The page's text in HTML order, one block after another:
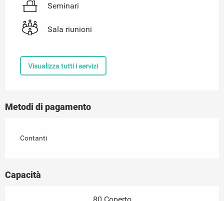
Seminari
Sala riunioni
Visualizza tutti i servizi
Metodi di pagamento
Contanti
Capacità